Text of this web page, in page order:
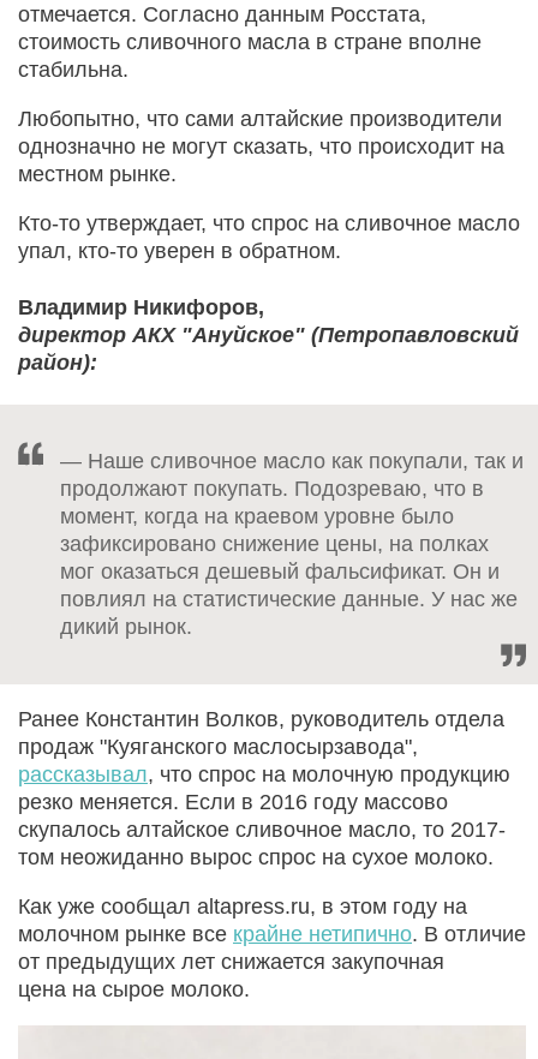
отмечается. Согласно данным Росстата,
стоимость сливочного масла в стране вполне
стабильна.
Любопытно, что сами алтайские производители
однозначно не могут сказать, что происходит на
местном рынке.
Кто-то утверждает, что спрос на сливочное масло
упал, кто-то уверен в обратном.
Владимир Никифоров,
директор АКХ "Ануйское" (Петропавловский
район):
— Наше сливочное масло как покупали, так и
продолжают покупать. Подозреваю, что в
момент, когда на краевом уровне было
зафиксировано снижение цены, на полках
мог оказаться дешевый фальсификат. Он и
повлиял на статистические данные. У нас же
дикий рынок.
Ранее Константин Волков, руководитель отдела
продаж "Куяганского маслосырзавода",
рассказывал, что спрос на молочную продукцию
резко меняется. Если в 2016 году массово
скупалось алтайское сливочное масло, то 2017-
том неожиданно вырос спрос на сухое молоко.
Как уже сообщал altapress.ru, в этом году на
молочном рынке все крайне нетипично. В отличие
от предыдущих лет снижается закупочная
цена на сырое молоко.